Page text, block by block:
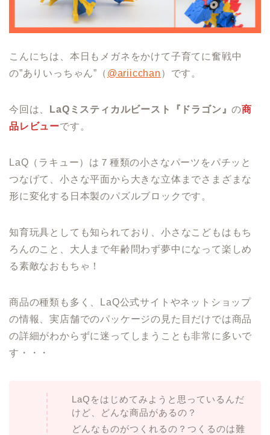
こんにちは、本日もメガネをかけて子育てに奮戦中
の”ありいっちゃん”（ @ariicchan ）です。
今回は、 LaQミスティカルビースト『ドラゴン』の商
品レビューです。
LaQ（ラキュー）は７種類の小さなパーツをパチッと
つなげて、小さな平面から大きな立体までさまざまな
形に変化する日本製のパズルブロックです。
知育玩具としても知られており、小さなこどもはもち
ろんのこと、大人まで年齢問わず夢中になって楽しめ
る素敵なおもちゃ！
商品の種類も多く、LaQ公式サイトやネットショップ
の情報、実店舗でのパッケージの見た目だけでは商品
の詳細がわからずに迷ってしまうことも非常に多いで
す・・・
LaQをはじめてみようと思っているんだ
けど、どんな商品があるの？
どんなものがつくれるの？つくるのは難